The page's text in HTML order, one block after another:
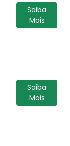
Saiba
Mais
Saiba
Mais